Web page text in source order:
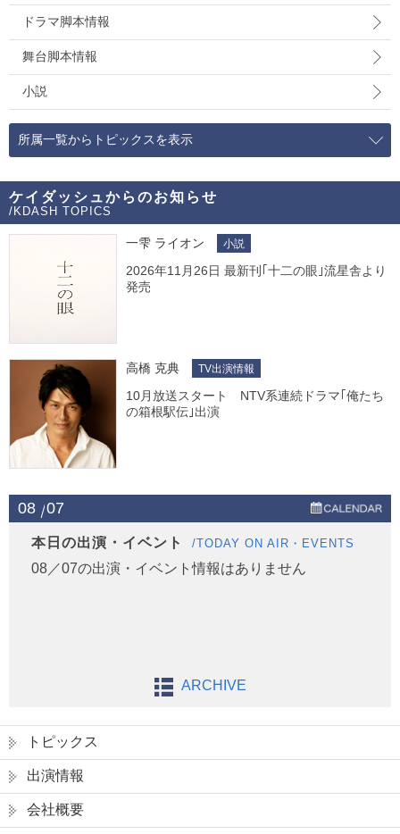
ドラマ脚本情報
舞台脚本情報
小説
所属一覧からトピックスを表示
ケイダッシュからのお知らせ
/KDASH TOPICS
一雫 ライオン 小説
2026年11月26日 最新刊｢十二の眼｣流星舎より
発売
高橋 克典 TV出演情報
10月放送スタート NTV系連続ドラマ｢俺たち
の箱根駅伝｣出演
08 07
本日の出演・イベント /TODAY ON AIR・EVENTS
08／07の出演・イベント情報はありません
ARCHIVE
トピックス
出演情報
会社概要